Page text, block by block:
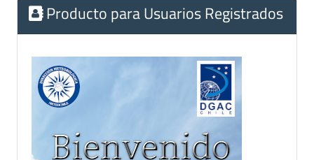
Producto para Usuarios Registrados